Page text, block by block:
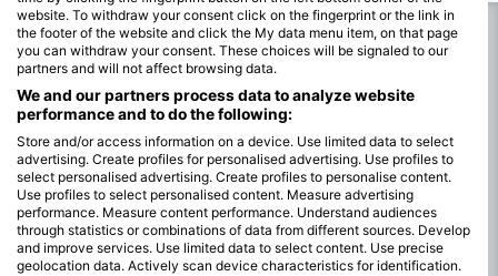
materijala i jednog od
tehničkih zarona u laguni
website. To withdraw your consent click on the fingerprint or the link in
the footer of the website and click the My data menu item, on that page
you can withdraw your consent. These choices will be signaled to our
partners and will not affect browsing data.
We and our partners process data to analyze website
performance and to do the following:
Store and/or access information on a device. Use limited data to select
advertising. Create profiles for personalised advertising. Use profiles to
select personalised advertising. Create profiles to personalise content.
Use profiles to select personalised content. Measure advertising
performance. Measure content performance. Understand audiences
through statistics or combinations of data from different sources. Develop
and improve services. Use limited data to select content. Use precise
geolocation data. Actively scan device characteristics for identification.